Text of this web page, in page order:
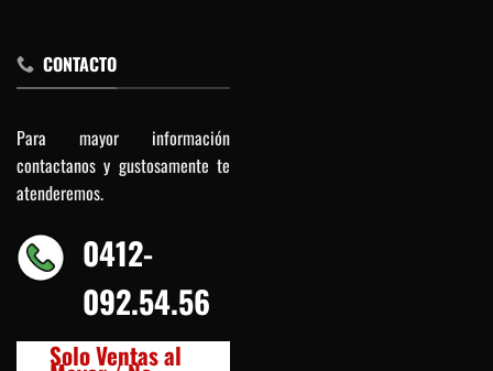
CONTACTO
Para mayor información
contactanos y gustosamente te
atenderemos.
0412-
092.54.56
Solo Ventas al